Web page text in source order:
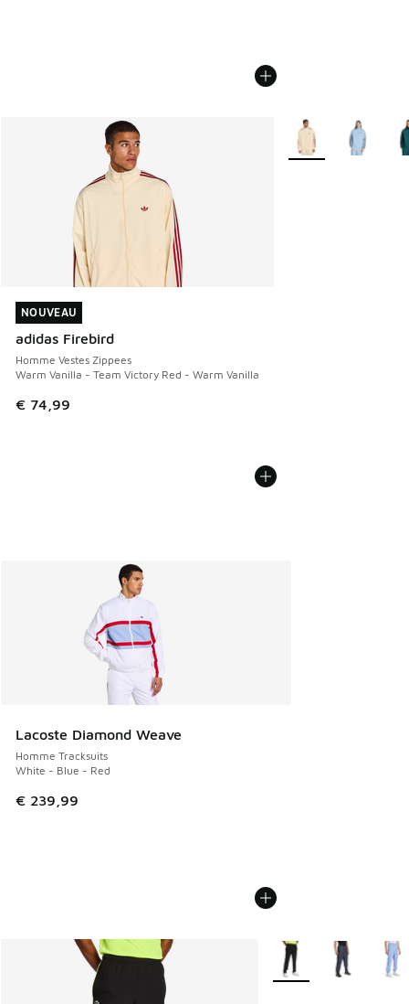
NOUVEAU
adidas Firebird
Homme Vestes Zippees
Warm Vanilla - Team Victory Red - Warm Vanilla
€ 74,99
NOUVEAU
Plus de couleurs
Lacoste Diamond Weave
Homme Tracksuits
White - Blue - Red
€ 239,99
Plus de couleurs